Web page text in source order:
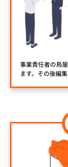
事業責任者の鳥
ます。その後編